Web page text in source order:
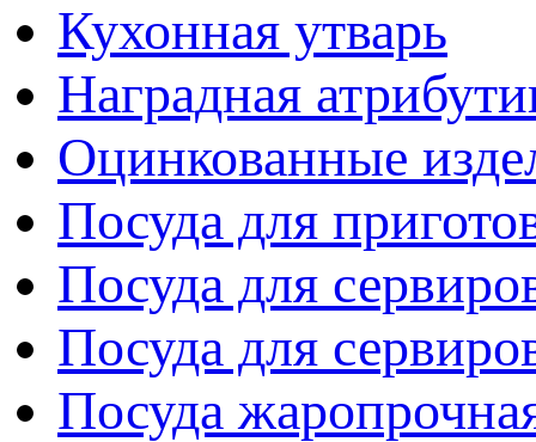
Кухонная утварь
Наградная
Оцинкованные
Посуда для
Посуда для
Посуда для
Посуда